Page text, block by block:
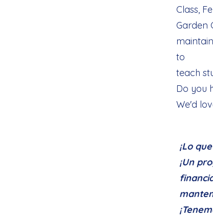
Class,
Garden
to
teach
Do you
We'd
¡Lo
¡Un